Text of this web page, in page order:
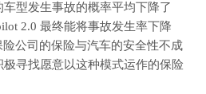
型发生事故的概率平均下降了
2.0 最终能将事故发生率下降
公司的保险与汽车的安全性不成
寻找愿意以这种模式运作的保险